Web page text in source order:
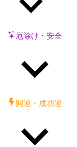
厄除け・安全
開運・成功運